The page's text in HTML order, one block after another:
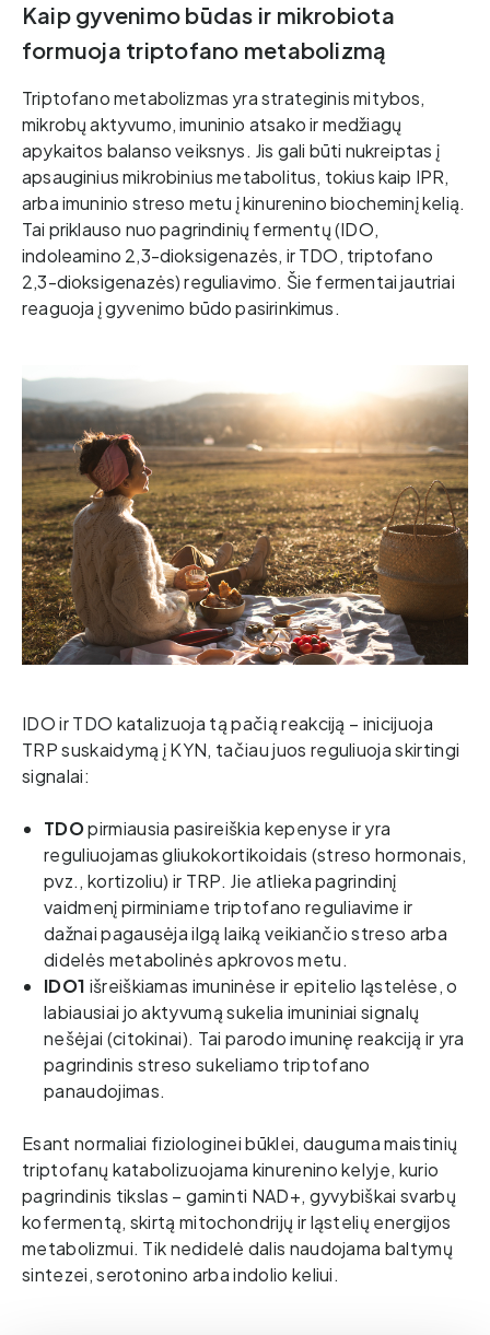
Kaip gyvenimo būdas ir mikrobiota
formuoja triptofano metabolizmą
Triptofano metabolizmas yra strateginis mitybos,
mikrobų aktyvumo, imuninio atsako ir medžiagų
apykaitos balanso veiksnys. Jis gali būti nukreiptas į
apsauginius mikrobinius metabolitus, tokius kaip IPR,
arba imuninio streso metu į kinurenino biocheminį kelią.
Tai priklauso nuo pagrindinių fermentų (IDO,
indoleamino 2,3-dioksigenazės, ir TDO, triptofano
2,3-dioksigenazės) reguliavimo. Šie fermentai jautriai
reaguoja į gyvenimo būdo pasirinkimus.
IDO ir TDO katalizuoja tą pačią reakciją – inicijuoja
TRP suskaidymą į KYN, tačiau juos reguliuoja skirtingi
signalai:
TDO pirmiausia pasireiškia kepenyse ir yra
reguliuojamas gliukokortikoidais (streso hormonais,
pvz., kortizoliu) ir TRP. Jie atlieka pagrindinį
vaidmenį pirminiame triptofano reguliavime ir
dažnai pagausėja ilgą laiką veikiančio streso arba
didelės metabolinės apkrovos metu.
IDO1 išreiškiamas imuninėse ir epitelio ląstelėse, o
labiausiai jo aktyvumą sukelia imuniniai signalų
nešėjai (citokinai). Tai parodo imuninę reakciją ir yra
pagrindinis streso sukeliamo triptofano
panaudojimas.
Esant normaliai fiziologinei būklei, dauguma maistinių
triptofanų katabolizuojama kinurenino kelyje, kurio
pagrindinis tikslas – gaminti NAD+, gyvybiškai svarbų
kofermentą, skirtą mitochondrijų ir ląstelių energijos
metabolizmui. Tik nedidelė dalis naudojama baltymų
sintezei, serotonino arba indolio keliui.